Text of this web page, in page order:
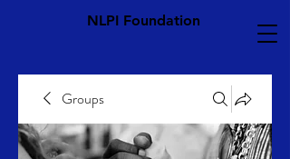
NLPI Foundation
Groups